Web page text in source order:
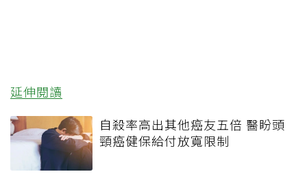
延伸閱讀
自殺率高出其他癌友五倍 醫盼頭
頸癌健保給付放寬限制